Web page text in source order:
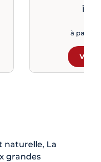
Île
à partir
Voir
naturelle, La
grandes